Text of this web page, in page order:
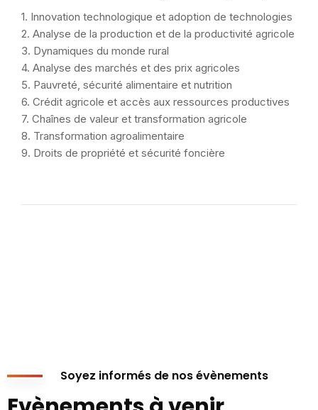
1. Innovation technologique et adoption de technologies
2. Analyse de la production et de la productivité agricole
3. Dynamiques du monde rural
4. Analyse des marchés et des prix agricoles
5. Pauvreté, sécurité alimentaire et nutrition
6. Crédit agricole et accès aux ressources productives
7. Chaînes de valeur et transformation agricole
8. Transformation agroalimentaire
9. Droits de propriété et sécurité foncière
Soyez informés de nos évènements